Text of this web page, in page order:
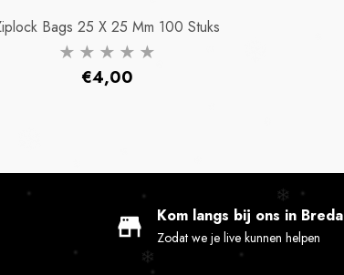
Bags 25 X 25 Mm 100 Stuks
Normaler
€4,00
Kom langs bij ons in Breda
Zodat we je live kunnen helpen